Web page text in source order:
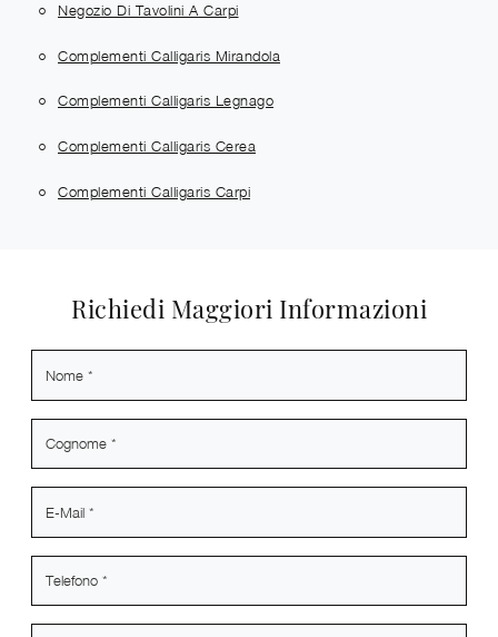
Negozio Di Tavolini A Carpi
Complementi Calligaris Mirandola
Complementi Calligaris Legnago
Complementi Calligaris Cerea
Complementi Calligaris Carpi
Richiedi Maggiori Informazioni